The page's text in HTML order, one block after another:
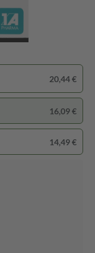
20,44 €
16,09 €
14,49 €